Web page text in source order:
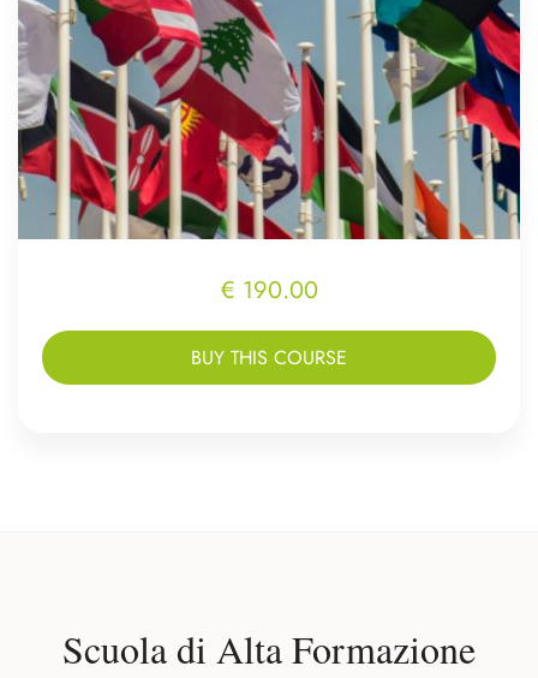
€ 190.00
BUY THIS COURSE
Scuola di Alta Formazione